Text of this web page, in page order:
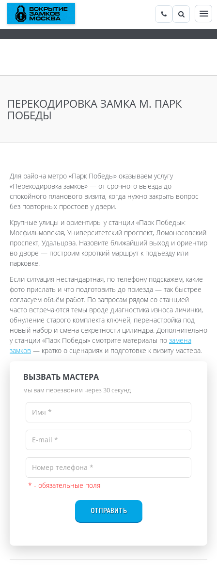
ПЕРЕКОДИРОВКА ЗАМКА М. ПАРК
ПОБЕДЫ
Для района метро «Парк Победы» оказываем услугу
«Перекодировка замков» — от срочного выезда до
спокойного планового визита, когда нужно закрыть вопрос
без повторных простоев у двери.
Крупные улицы и ориентиры у станции «Парк Победы»:
Мосфильмовская, Университетский проспект, Ломоносовский
проспект, Удальцова. Назовите ближайший выход и ориентир
во дворе — построим короткий маршрут к подъезду или
парковке.
Если ситуация нестандартная, по телефону подскажем, какие
фото прислать и что подготовить до приезда — так быстрее
согласуем объём работ. По запросам рядом со станцией
часто встречаются темы вроде диагностика износа личинки,
обнуление старого комплекта ключей, перенастройка под
новый набор и смена секретности цилиндра. Дополнительно
у станции «Парк Победы» смотрите материалы по замена
замков — кратко о сценариях и подготовке к визиту мастера.
ВЫЗВАТЬ МАСТЕРА
мы вам перезвоним через 30 секунд
* - обязательные поля
ОТПРАВИТЬ